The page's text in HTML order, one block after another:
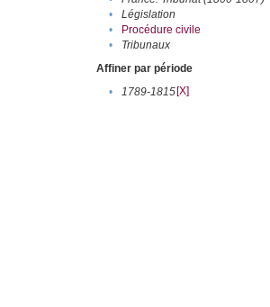
•
Législation
•
Procédure civile
•
Tribunaux
Affiner par période
•
1789-1815[X]